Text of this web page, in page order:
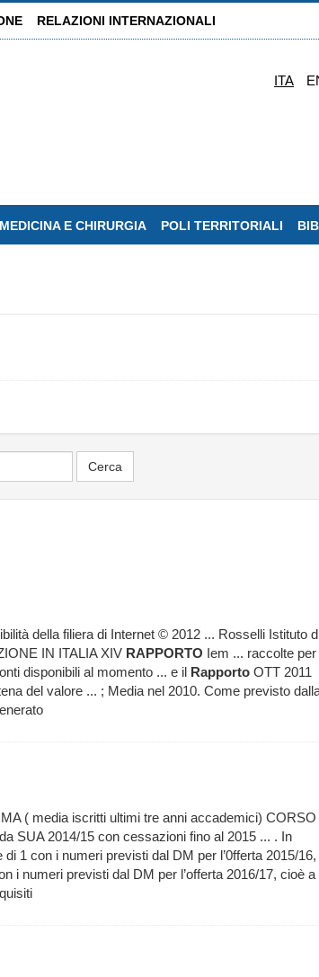
RELAZIONI INTERNAZIONALI
ITA
E CHIRURGIA POLI TERRITORIALI
della filiera di Internet © 2012 ... Rosselli Istituto
IN ITALIA XIV RAPPORTO Iem ... raccolte per
disponibili al momento ... e il Rapporto OTT 2011
del valore ... ; Media nel 2010. Come previsto
( media iscritti ultimi tre anni accademici) CORSO
SUA 2014/15 con cessazioni fino al 2015 ... . In
di 1 con i numeri previsti dal DM per l’0fferta 2015/16,
i numeri previsti dal DM per l’offerta 2016/17, cioè a